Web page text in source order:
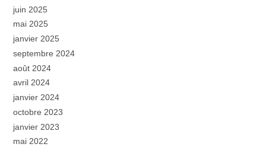
juin 2025
mai 2025
janvier 2025
septembre 2024
août 2024
avril 2024
janvier 2024
octobre 2023
janvier 2023
mai 2022